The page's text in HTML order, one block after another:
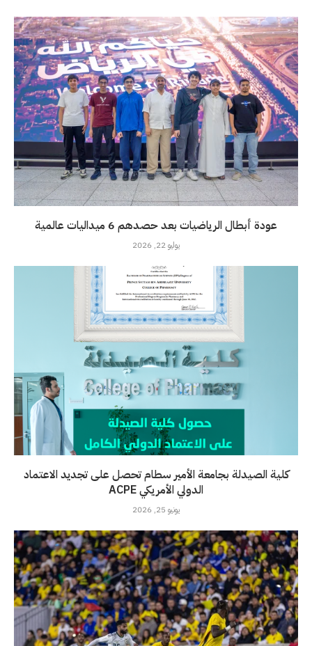
عودة أبطال الرياضيات بعد حصدهم 6 ميداليات عالمية
يوليو 22, 2026
كلية الصيدلة بجامعة الأمير سطام تحصل على تجديد الاعتماد
الدولي الأمريكي ACPE
يونيو 25, 2026